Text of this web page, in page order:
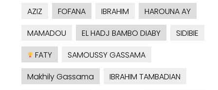
AZIZ
FOFANA IBRAHIM
HAROUNA AY
MAMADOU
EL HADJ BAMBO DIABY
SIDIBIE
FATY
SAMOUSSY GASSAMA
Makhily Gassama
IBRAHIM TAMBADIAN